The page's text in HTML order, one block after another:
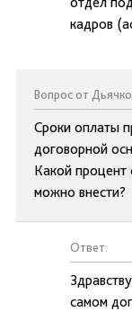
кадров
Вопрос от
Сроки оплаты
договорной
Какой процент
можно внести?
Ответ:
самом